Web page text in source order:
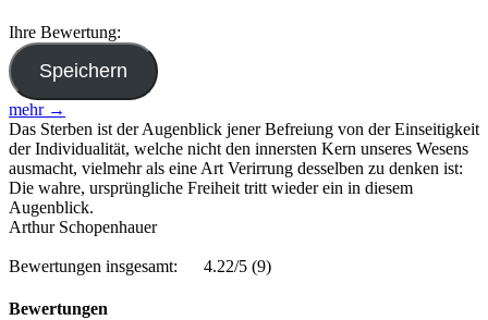
Ihre Bewertung:
mehr →
Das Sterben ist der Augenblick jener Befreiung von der Einseitigkeit
der Individualität, welche nicht den innersten Kern unseres Wesens
ausmacht, vielmehr als eine Art Verirrung desselben zu denken ist:
Die wahre, ursprüngliche Freiheit tritt wieder ein in diesem
Augenblick.
Arthur Schopenhauer
Bewertungen insgesamt: 4.22/5 (9)
Bewertungen